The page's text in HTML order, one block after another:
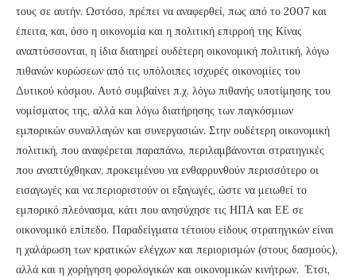
τους σε αυτήν. Ωστόσο, πρέπει να αναφερθεί, πως από το 2007 και
έπειτα, και, όσο η οικονομία και η πολιτική επιρροή της Κίνας
αναπτύσσονται, η ίδια διατηρεί ουδέτερη οικονομική πολιτική, λόγω
πιθανών κυρώσεων από τις υπόλοιπες ισχυρές οικονομίες του
Δυτικού κόσμου. Αυτό συμβαίνει π.χ. λόγω πιθανής υποτίμησης του
νομίσματος της, αλλά και λόγω διατήρησης των παγκόσμιων
εμπορικών συναλλαγών και συνεργασιών. Στην ουδέτερη οικονομική
πολιτική, που αναφέρεται παραπάνω, περιλαμβάνονται στρατηγικές
που αναπτύχθηκαν, προκειμένου να ενθαρρυνθούν περισσότερο οι
εισαγωγές και να περιοριστούν οι εξαγωγές, ώστε να μειωθεί το
εμπορικό πλεόνασμα, κάτι που ανησύχησε τις ΗΠΑ και ΕΕ σε
οικονομικό επίπεδο. Παραδείγματα τέτοιου είδους στρατηγικών είναι
η χαλάρωση των κρατικών ελέγχων και περιορισμών (στους δασμούς),
αλλά και η χορήγηση φορολογικών και οικονομικών κινήτρων. Έτσι,